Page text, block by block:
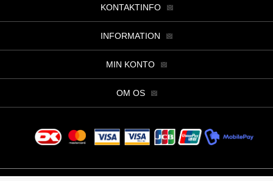
KONTAKTINFO
INFORMATION
MIN KONTO
OM OS